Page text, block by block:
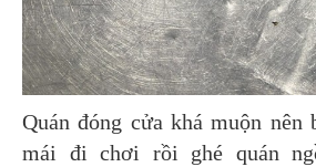
Quán đóng cửa khá muộn nên
mái đi chơi rồi ghé quán